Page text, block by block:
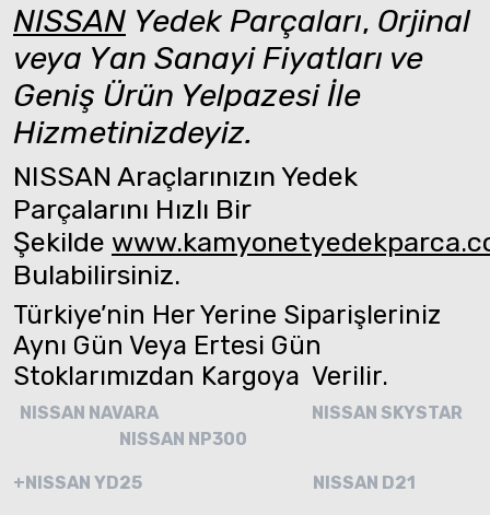
NISSAN Yedek Parçaları, Orjinal
veya Yan Sanayi Fiyatları ve
Geniş Ürün Yelpazesi İle
Hizmetinizdeyiz.
NISSAN Araçlarınızın Yedek
Parçalarını Hızlı Bir
Şekilde
Bulabilirsiniz.
Türkiye’nin Her Yerine Siparişleriniz
Aynı Gün Veya Ertesi Gün
Stoklarımızdan Kargoya Verilir.
NISSAN NAVARA
NISSAN SKYSTAR
NISSAN NP300
+NISSAN YD25 NISSAN D21